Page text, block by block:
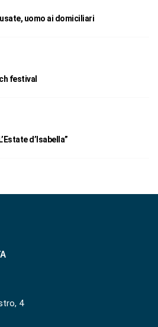
uomo ai domiciliari
festival
d’Isabella”
4